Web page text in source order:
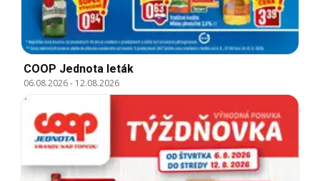
COOP Jednota leták
06.08.2026- 12.08.2026